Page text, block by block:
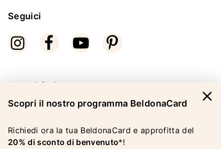
Seguici
Modalità di pagamento
Scopri il nostro programma BeldonaCard
Richiedi ora la tua BeldonaCard e approfitta del
20% di sconto di benvenuto*!
close